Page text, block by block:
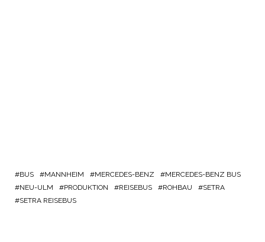
BUS MANNHEIM MERCEDES-BENZ
MERCEDES-BENZ BUS
NEU-ULM
PRODUKTION REISEBUS ROHBAU
SETRA
SETRA REISEBUS